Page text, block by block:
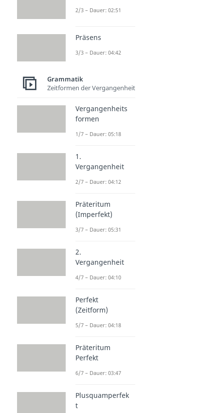
2/3 – Dauer: 02:51
Präsens
3/3 – Dauer: 04:42
Grammatik
Zeitformen der Vergangenheit
Vergangenheits
formen
1/7 – Dauer: 05:18
1.
Vergangenheit
2/7 – Dauer: 04:12
Präteritum
(Imperfekt)
3/7 – Dauer: 05:31
2.
Vergangenheit
4/7 – Dauer: 04:10
Perfekt
(Zeitform)
5/7 – Dauer: 04:18
Präteritum
Perfekt
6/7 – Dauer: 03:47
Plusquamperfek
t